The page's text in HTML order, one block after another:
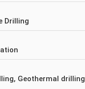
Drilling
Geothermal drilling